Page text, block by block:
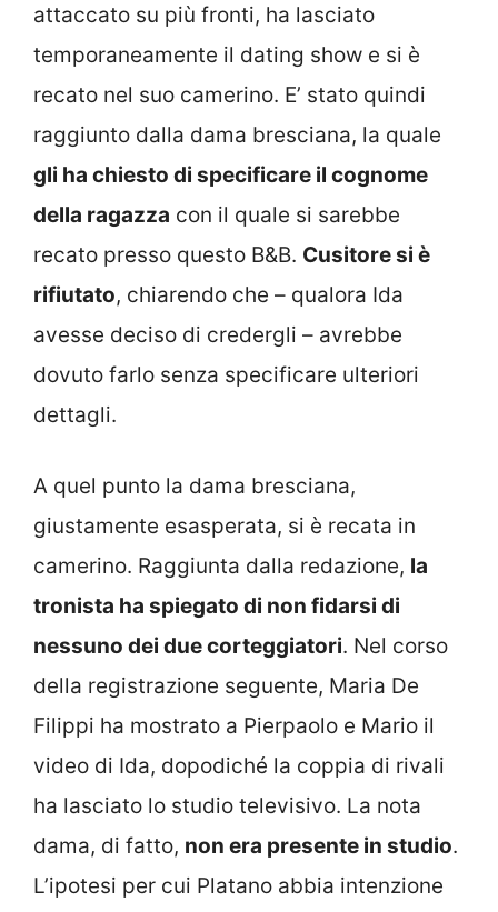
attaccato su più fronti, ha lasciato
temporaneamente il dating show e si è
recato nel suo camerino. E’ stato quindi
raggiunto dalla dama bresciana, la quale
gli ha chiesto di specificare il cognome
della ragazza con il quale si sarebbe
recato presso questo B&B. Cusitore si è
rifiutato, chiarendo che – qualora Ida
avesse deciso di credergli – avrebbe
dovuto farlo senza specificare ulteriori
dettagli.
A quel punto la dama bresciana,
giustamente esasperata, si è recata in
camerino. Raggiunta dalla redazione, la
tronista ha spiegato di non fidarsi di
nessuno dei due corteggiatori. Nel corso
della registrazione seguente, Maria De
Filippi ha mostrato a Pierpaolo e Mario il
video di Ida, dopodiché la coppia di rivali
ha lasciato lo studio televisivo. La nota
dama, di fatto, non era presente in studio.
L’ipotesi per cui Platano abbia intenzione